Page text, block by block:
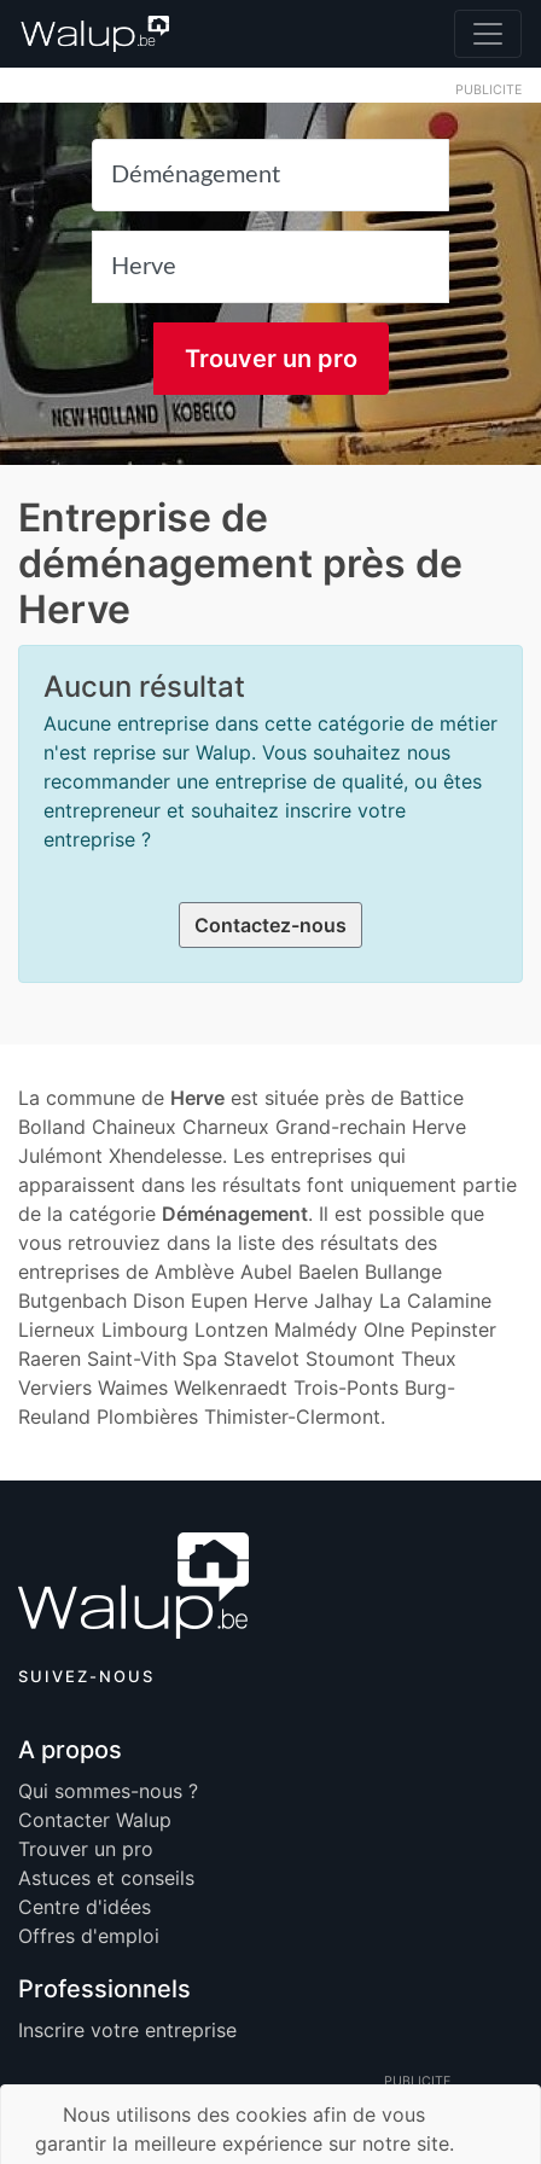
PUBLICITE
Trouver un pro
Entreprise de
déménagement près de
Herve
Aucun résultat
Aucune entreprise dans cette catégorie de métier
n'est reprise sur Walup. Vous souhaitez nous
recommander une entreprise de qualité, ou êtes
entrepreneur et souhaitez inscrire votre
entreprise ?
Contactez-nous
La commune de Herve est située près de Battice
Bolland Chaineux Charneux Grand-rechain Herve
Julémont Xhendelesse. Les entreprises qui
apparaissent dans les résultats font uniquement partie
de la catégorie Déménagement. Il est possible que
vous retrouviez dans la liste des résultats des
entreprises de Amblève Aubel Baelen Bullange
Butgenbach Dison Eupen Herve Jalhay La Calamine
Lierneux Limbourg Lontzen Malmédy Olne Pepinster
Raeren Saint-Vith Spa Stavelot Stoumont Theux
Verviers Waimes Welkenraedt Trois-Ponts Burg-
Reuland Plombières Thimister-Clermont.
SUIVEZ-NOUS
A propos
Qui sommes-nous ?
Contacter Walup
Trouver un pro
Astuces et conseils
Centre d'idées
Offres d'emploi
Professionnels
Inscrire votre entreprise
PUBLICITE
Nous utilisons des cookies afin de vous
garantir la meilleure expérience sur notre site.